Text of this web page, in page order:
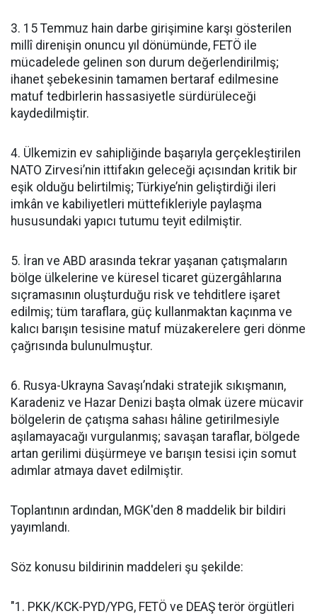
3. 15 Temmuz hain darbe girişimine karşı gösterilen
millî direnişin onuncu yıl dönümünde, FETÖ ile
mücadelede gelinen son durum değerlendirilmiş;
ihanet şebekesinin tamamen bertaraf edilmesine
matuf tedbirlerin hassasiyetle sürdürüleceği
kaydedilmiştir.
4. Ülkemizin ev sahipliğinde başarıyla gerçekleştirilen
NATO Zirvesi’nin ittifakın geleceği açısından kritik bir
eşik olduğu belirtilmiş; Türkiye’nin geliştirdiği ileri
imkân ve kabiliyetleri müttefikleriyle paylaşma
hususundaki yapıcı tutumu teyit edilmiştir.
5. İran ve ABD arasında tekrar yaşanan çatışmaların
bölge ülkelerine ve küresel ticaret güzergâhlarına
sıçramasının oluşturduğu risk ve tehditlere işaret
edilmiş; tüm taraflara, güç kullanmaktan kaçınma ve
kalıcı barışın tesisine matuf müzakerelere geri dönme
çağrısında bulunulmuştur.
6. Rusya-Ukrayna Savaşı’ndaki stratejik sıkışmanın,
Karadeniz ve Hazar Denizi başta olmak üzere mücavir
bölgelerin de çatışma sahası hâline getirilmesiyle
aşılamayacağı vurgulanmış; savaşan taraflar, bölgede
artan gerilimi düşürmeye ve barışın tesisi için somut
adımlar atmaya davet edilmiştir.
Toplantının ardından, MGK'den 8 maddelik bir bildiri
yayımlandı.
Söz konusu bildirinin maddeleri şu şekilde:
"1. PKK/KCK-PYD/YPG, FETÖ ve DEAŞ terör örgütleri